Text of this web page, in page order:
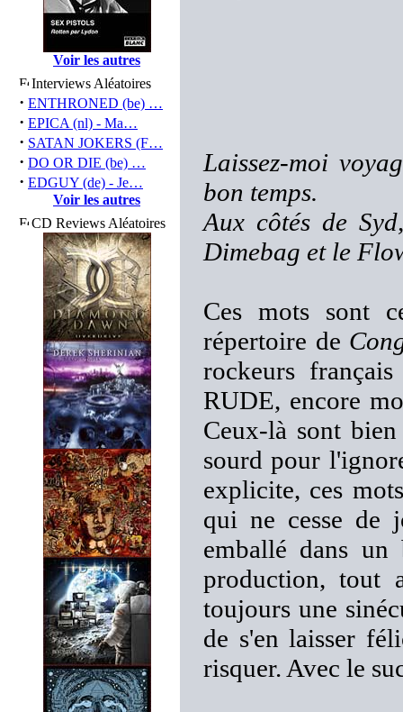
Voir les autres
Interviews Aléatoires
· ENTHRONED (be) …
· EPICA (nl) - Ma…
· SATAN JOKERS (F…
· DO OR DIE (be) …
· EDGUY (de) - Je…
Voir les autres
CD Reviews Aléatoires
Laissez-moi
bon temps.
Aux côtés de
Dimebag et le
Ces mots sont
répertoire de
rockeurs
RUDE, encore
Ceux-là sont
sourd pour
explicite, ces
qui ne cesse de
emballé dans
production, tout
toujours une
de s'en laisser
risquer. Avec le